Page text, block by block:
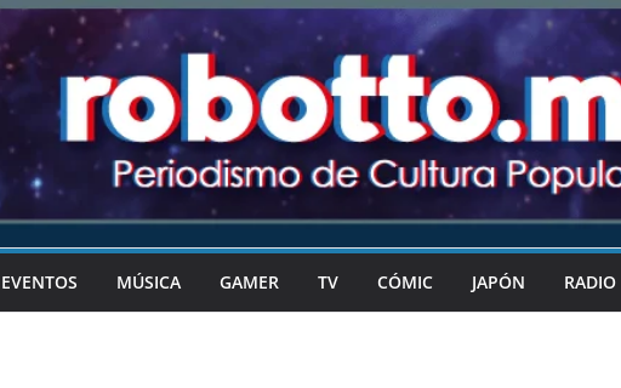
EVENTOS MÚSICA GAMER TV CÓMIC JAPÓN RADIO